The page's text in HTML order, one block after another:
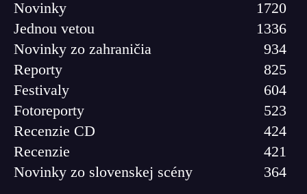
Novinky
1720
Jednou vetou
1336
Novinky zo zahraničia
934
Reporty
825
Festivaly
604
Fotoreporty
523
Recenzie CD
424
Recenzie
421
Novinky zo slovenskej scény
364